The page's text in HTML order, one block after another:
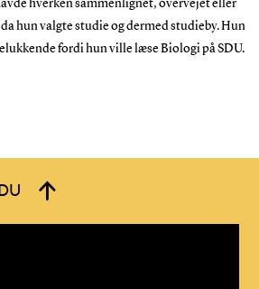
hverken sammenlignet, overvejet eller
hun valgte studie og dermed studieby. Hun
fordi hun ville læse Biologi på SDU.